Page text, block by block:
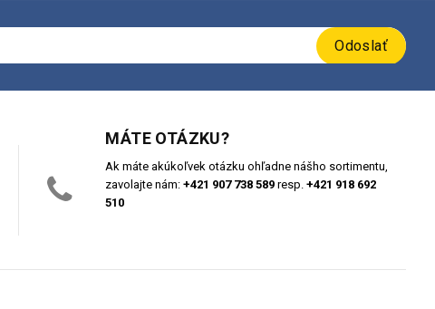
Odoslať
MÁTE OTÁZKU?
Ak máte akúkoľvek otázku ohľadne nášho sortimentu,
zavolajte nám:+421 907 738 589 resp.+421 918 692
510